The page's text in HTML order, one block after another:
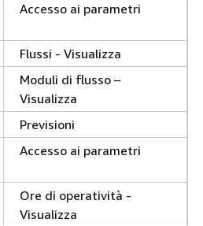
Accesso ai parametri
Flussi - Visualizza
Moduli di flusso –
Visualizza
Previsioni
Accesso ai parametri
Ore di operatività -
Visualizza